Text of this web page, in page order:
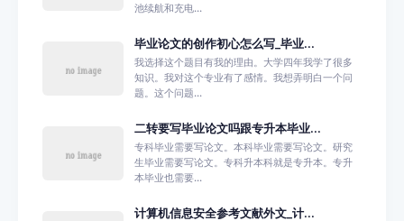
池续航和充电...
毕业论文的创作初心怎么写_毕业...
我选择这个题目有我的理由。大学四年我学了很多
知识。我对这个专业有了感情。我想弄明白一个问
题。这个问题...
二转要写毕业论文吗跟专升本毕业...
专科毕业需要写论文。本科毕业需要写论文。研究
生毕业需要写论文。专科升本科就是专升本。专升
本毕业也需要...
计算机信息安全参考文献外文_计...